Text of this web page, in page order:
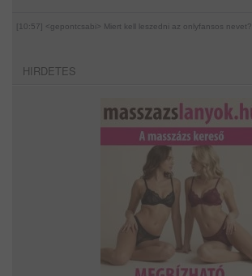
[10:57] <gepontcsabi> Miert kell leszedni az onlyfansos nevet?
HIRDETES